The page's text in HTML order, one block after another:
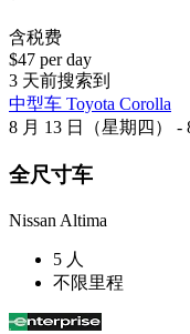
含税费
$47 per day
3 天前搜索到
中型车 Toyota Corolla
8 月 13 日（星期四） -
全尺寸车
Nissan Altima
5 人
不限里程